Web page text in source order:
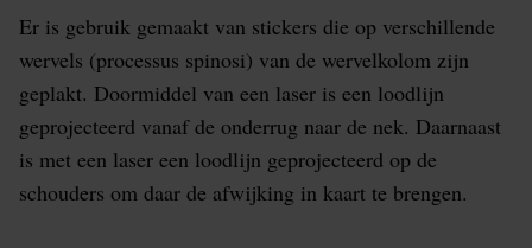
Er is gebruik gemaakt van stickers die op verschillende
wervels (processus spinosi) van de wervelkolom zijn
geplakt. Doormiddel van een laser is een loodlijn
geprojecteerd vanaf de onderrug naar de nek. Daarnaast
is met een laser een loodlijn geprojecteerd op de
schouders om daar de afwijking in kaart te brengen.